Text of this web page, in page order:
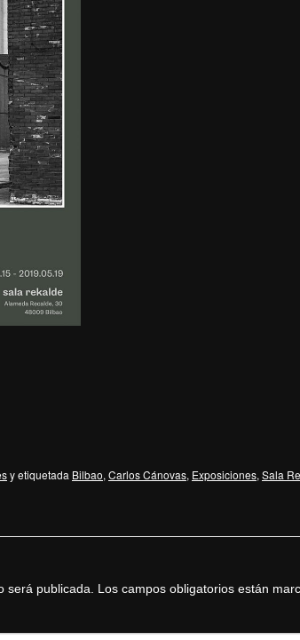
y etiquetada Bilbao,Carlos Cánovas, Exposiciones,Sala
será publicada. Los campos obligatorios están